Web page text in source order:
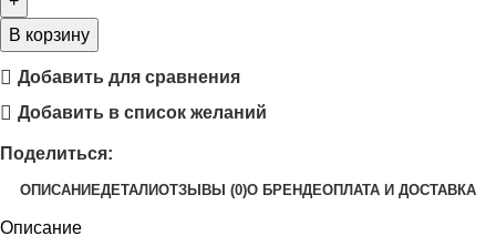
В корзину
Добавить для сравнения
Добавить в список желаний
Поделиться:
ОПИСАНИЕДЕТАЛИОТЗЫВЫ (0)О БРЕНДЕОПЛАТА И ДОСТАВКА
Описание